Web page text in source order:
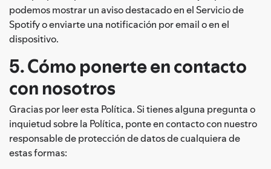
podemos mostrar un aviso destacado en el Servicio de
Spotify o enviarte una notificación por email o en el
dispositivo.
5. Cómo ponerte en contacto
con nosotros
Gracias por leer esta Política. Si tienes alguna pregunta o
inquietud sobre la Política, ponte en contacto con nuestro
responsable de protección de datos de cualquiera de
estas formas: